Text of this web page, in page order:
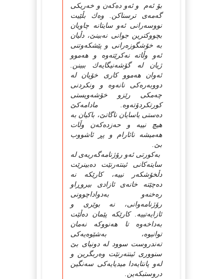
بۆ ئه‌م و ئه‌و ده‌كه‌ن و خه‌ریكى
گه‌مه‌ى ترسناكن. وه‌ك بڵێیت
نووسه‌رانى ئه‌و سایتانه‌ چاویان
بچووكترین جوانى نه‌بینێ، دڵیان
به‌ خۆشگوزه‌رانى و پێشكه‌وتنى
ئه‌و وڵاته‌ نه‌كرێته‌وه‌ و هه‌موو
ژیان له‌ گۆشه‌نیگایه‌ك ببینن.
ئه‌وان هه‌موو كارى خۆیان له‌
دووبه‌ره‌كى نانه‌وه‌ و ونكردنى
چه‌مكى رێزو خۆشه‌ویستى
كورتكردۆته‌وه‌. مادامه‌كێ
ده‌ستى یاسایان ناگاتێ، باكیان به‌
هیچ نییه‌ و حه‌زده‌كه‌ن وڵات
هه‌میشه‌ نائارام و پڕ ئاشووب
بێ.
به‌كورتى ئه‌و رۆژنامه‌گه‌ریه‌ى له‌
سایته‌كانى ئینته‌رنێت ده‌بینرێت
دڵخۆشكه‌ر نییه‌، كارێكه‌ نه‌
ده‌چێته‌ خانه‌ى ئازادى بیروڕاو
ره‌خنه‌و به‌دواداچوونى
رۆژنامه‌وانى، نه‌ بوێرى و
ئازایه‌تییه. كارێكه‌ پێمان ده‌ڵێت
به‌داخه‌وه‌ تا هه‌نووكه‌ نه‌مان
توانیوه‌، به‌شێوه‌یه‌كى
ته‌ندروست سوود له‌ دونیاى بێ
سنوورى ئینته‌رنێت وه‌ربگرین و
له‌و پانتایه‌دا میدیایه‌كى سه‌نگین
دروستبكه‌ین.